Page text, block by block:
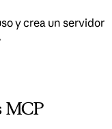
y crea un servidor
MCP